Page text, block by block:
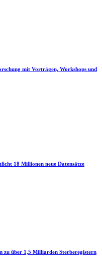
mit Vorträgen, Workshops und
18 Millionen neue Datensätze
zu über 1,5 Milliarden Sterberegistern